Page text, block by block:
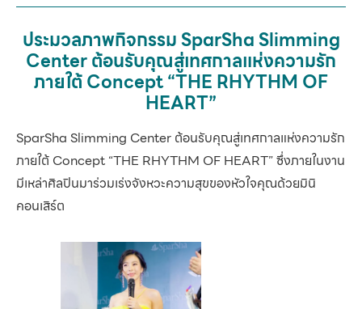
ประมวลภาพกิจกรรม SparSha Slimming
Center ต้อนรับคุณสู่เทศกาลแห่งความรัก
ภายใต้ Concept “THE RHYTHM OF
HEART”
SparSha Slimming Center ต้อนรับคุณสู่เทศกาลแห่งความรัก
ภายใต้ Concept “THE RHYTHM OF HEART” ซึ่งภายในงาน
มีเหล่าศิลปินมาร่วมเร่งจังหวะความสุขของหัวใจคุณด้วยมินิ
คอนเสิร์ต